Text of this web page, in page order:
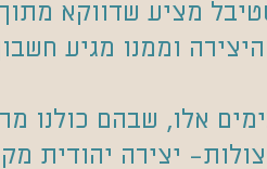
מציע שדווקא
היצירה וממנו מגיע
אלו, שבהם כולנו
יצירה יהודית